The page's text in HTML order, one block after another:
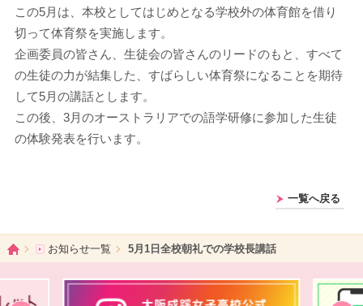
この5月は、本校としてはじめとなる学校外の体育館を借り
切って体育祭を実施します。
企画委員の皆さん、生徒会の皆さんのリードのもと、すべて
の生徒の力が結集した、すばらしい体育祭になることを期待
して5月の講話とします。
この後、3月のオーストラリアでの語学研修に参加した生徒
の体験発表を行います。
一覧へ戻る
ホームお知らせ一覧 5月1日全校朝礼での学校長講話